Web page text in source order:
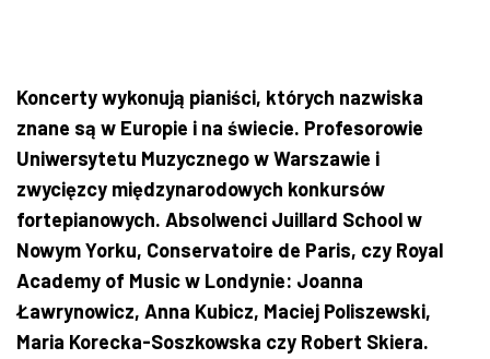
Koncerty wykonują pianiści, których nazwiska
znane są w Europie i na świecie. Profesorowie
Uniwersytetu Muzycznego w Warszawie i
zwycięzcy międzynarodowych konkursów
fortepianowych. Absolwenci Juillard School w
Nowym Yorku, Conservatoire de Paris, czy Royal
Academy of Music w Londynie: Joanna
Ławrynowicz, Anna Kubicz, Maciej Poliszewski,
Maria Korecka-Soszkowska czy Robert Skiera.